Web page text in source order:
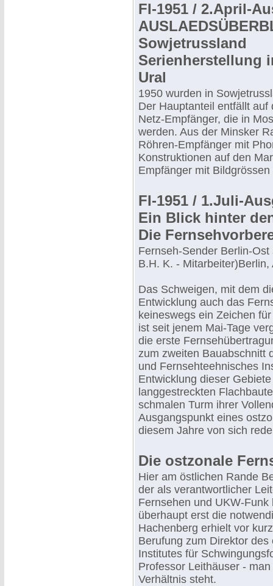
FI-1951 / 2.April-
Sowjetrussland
Serienherstellung
Ural
1950 wurden in
Der Hauptanteil entfällt
Netz-Empfänger, die in
werden. Aus der Minsker
Röhren-Empfänger mit
Konstruktionen auf den
Empfänger mit
FI-1951 / 1.Juli-
Ein Blick hinter
Die
Fernseh-Sender Berlin-
B.H. K. -
Das Schweigen, mit dem
Entwicklung auch das
keineswegs ein Zeichen
ist seit jenem Mai-Tage
die erste
zum zweiten Bauabschnitt
und Fernsehteehnisches
Entwicklung dieser
langgestreckten
schmalen Turm ihrer
Ausgangspunkt eines
diesem Jahre von sich
Die ostzonale
Hier am östlichen Rande
der als verantwortlicher
Fernsehen und UKW-
überhaupt erst die
Hachenberg erhielt vor
Berufung zum Direktor
Institutes für
Professor Leithäuser -
Verhältnis steht.